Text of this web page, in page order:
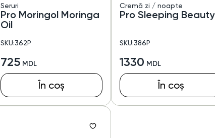
Seruri
Pro Moringol Moringa
Oil
SKU:362P
725
În coș
Cremă zi / noapte
Pro Sleeping Beauty
SKU:386P
1330
În coș